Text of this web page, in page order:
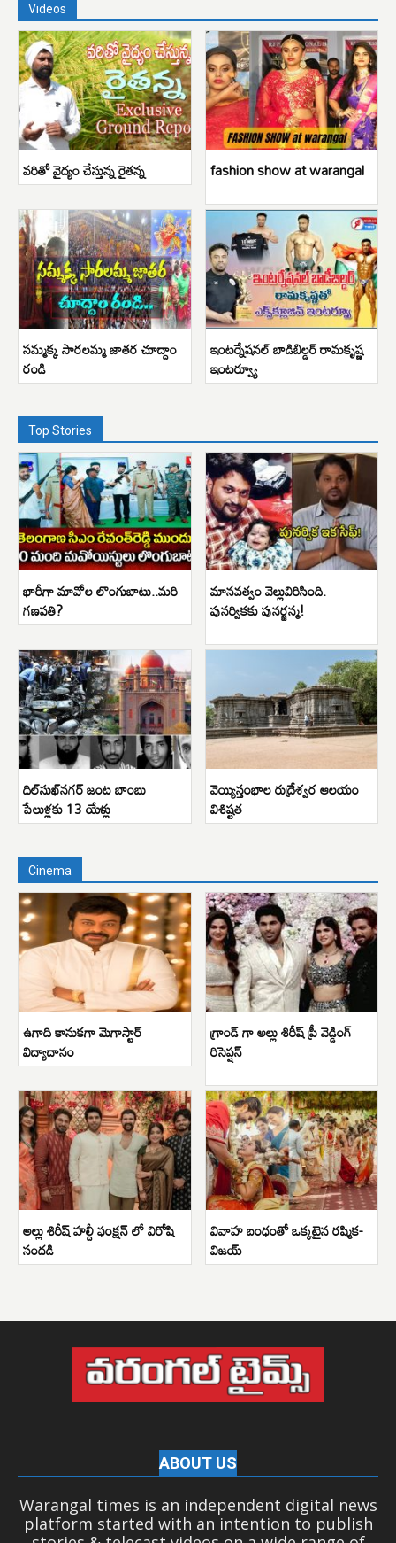
Videos
వరితో వైద్యం చేస్తున్న రైతన్న fashion show at warangal
సమ్మక్క సారలమ్మ జాతర చూద్దాం
రండి
ఇంటర్నేషనల్ బాడిబిల్డర్ రామకృష్ణ
ఇంటర్వ్యూ
Top Stories
భారీగా మావోల లొంగుబాటు..మరి
గణపతి?
మానవత్వం వెల్లువిరిసింది.
పునర్వికకు పునర్జన్మ!
దిల్‌సుఖ్‌నగర్ జంట బాంబు
పేలుళ్లకు 13 యేళ్లు
వెయ్యిస్తంభాల రుద్రేశ్వర ఆలయం
విశిష్టత
Cinema
ఉగాది కానుకగా మెగాస్టార్
విద్యాదానం
గ్రాండ్ గా అల్లు శిరీష్ ప్రీ వెడ్డింగ్
రిసెప్షన్
అల్లు శిరీష్ హల్దీ ఫంక్షన్ లో విరోషి
సందడి
వివాహ బంధంతో ఒక్కటైన రష్మిక-
విజయ్
ABOUT US
Warangal times is an independent digital news
platform started with an intention to publish